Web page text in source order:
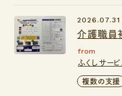
介護職員
2026.07.31
from
ふくしサー
複数の支援